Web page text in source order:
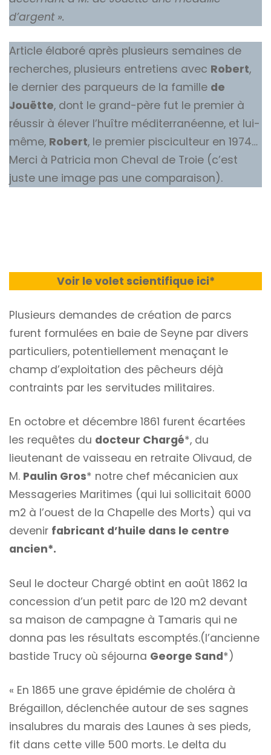
d’argent ».
Article élaboré après plusieurs semaines de
recherches, plusieurs entretiens avec Robert,
le dernier des parqueurs de la famille de
Jouëtte, dont le grand-père fut le premier à
réussir à élever l’huître méditerranéenne, et lui-
même, Robert, le premier pisciculteur en 1974…
Merci à Patricia mon Cheval de Troie (c’est
juste une image pas une comparaison).
Voir le volet scientifique ici*
Plusieurs demandes de création de parcs
furent formulées en baie de Seyne par divers
particuliers, potentiellement menaçant le
champ d’exploitation des pêcheurs déjà
contraints par les servitudes militaires.
En octobre et décembre 1861 furent écartées
les requêtes du docteur Chargé*, du
lieutenant de vaisseau en retraite Olivaud, de
M. Paulin Gros* notre chef mécanicien aux
Messageries Maritimes (qui lui sollicitait 6000
m2 à l’ouest de la Chapelle des Morts) qui va
devenir fabricant d’huile dans le centre
ancien*.
Seul le docteur Chargé obtint en août 1862 la
concession d’un petit parc de 120 m2 devant
sa maison de campagne à Tamaris qui ne
donna pas les résultats escomptés.(l’ancienne
bastide Trucy où séjourna George Sand*)
« En 1865 une grave épidémie de choléra à
Brégaillon, déclenchée autour de ses sagnes
insalubres du marais des Launes à ses pieds,
fit dans cette ville 500 morts. Le delta du